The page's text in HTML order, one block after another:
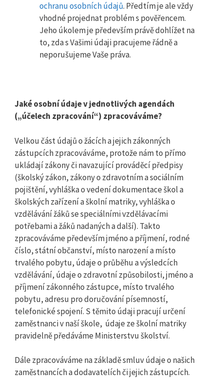
ochranu osobních údajů. Předtím je ale vždy
vhodné projednat problém s pověřencem.
Jeho úkolem je především právě dohlížet na
to, zda s Vašimi údaji pracujeme řádně a
neporušujeme Vaše práva.
Jaké osobní údaje v jednotlivých agendách
(„účelech zpracování“) zpracováváme?
Velkou část údajů o žácích a jejich zákonných
zástupcích zpracováváme, protože nám to přímo
ukládají zákony či navazující prováděcí předpisy
(školský zákon, zákony o zdravotním a sociálním
pojištění, vyhláška o vedení dokumentace škol a
školských zařízení a školní matriky, vyhláška o
vzdělávání žáků se speciálními vzdělávacími
potřebami a žáků nadaných a další). Takto
zpracováváme především jméno a příjmení, rodné
číslo, státní občanství, místo narození a místo
trvalého pobytu, údaje o průběhu a výsledcích
vzdělávání, údaje o zdravotní způsobilosti, jméno a
příjmení zákonného zástupce, místo trvalého
pobytu, adresu pro doručování písemností,
telefonické spojení. S těmito údaji pracují určení
zaměstnanci v naší škole, údaje ze školní matriky
pravidelně předáváme Ministerstvu školství.
Dále zpracováváme na základě smluv údaje o našich
zaměstnancích a dodavatelích či jejich zástupcích.